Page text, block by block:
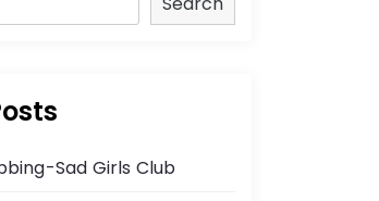
Sad Girls Club